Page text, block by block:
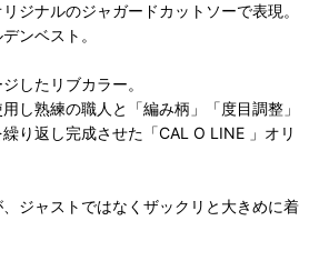
ジナルのジャガードカットソーで表現。
ンベスト。
したリブカラー。
し熟練の職人と「編み柄」「度目調整」
り返し完成させた「CAL O LINE 」オリ
ジャストではなくザックリと大きめに着